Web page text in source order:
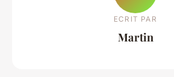
ECRIT PAR
Martin